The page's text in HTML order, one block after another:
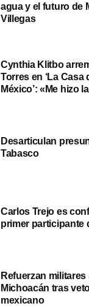
agua y el futuro de
Villegas
Cynthia Klitbo
Torres en ‘La
México’: «Me hizo
Desarticulan
Tabasco
Carlos Trejo es
primer participante
Refuerzan
Michoacán tras
mexicano